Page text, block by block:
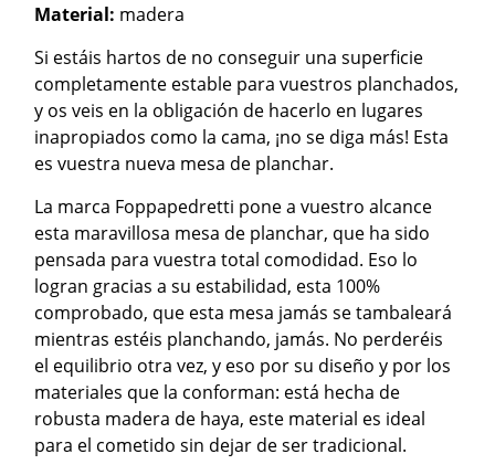
Material: madera
Si estáis hartos de no conseguir una superficie
completamente estable para vuestros planchados,
y os veis en la obligación de hacerlo en lugares
inapropiados como la cama, ¡no se diga más! Esta
es vuestra nueva mesa de planchar.
La marca Foppapedretti pone a vuestro alcance
esta maravillosa mesa de planchar, que ha sido
pensada para vuestra total comodidad. Eso lo
logran gracias a su estabilidad, esta 100%
comprobado, que esta mesa jamás se tambaleará
mientras estéis planchando, jamás. No perderéis
el equilibrio otra vez, y eso por su diseño y por los
materiales que la conforman: está hecha de
robusta madera de haya, este material es ideal
para el cometido sin dejar de ser tradicional.